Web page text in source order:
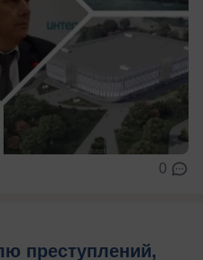
0
преступлений,